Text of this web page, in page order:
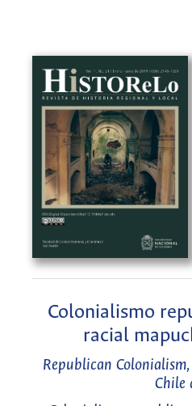
Colonialismo
racial
Republican
Chile